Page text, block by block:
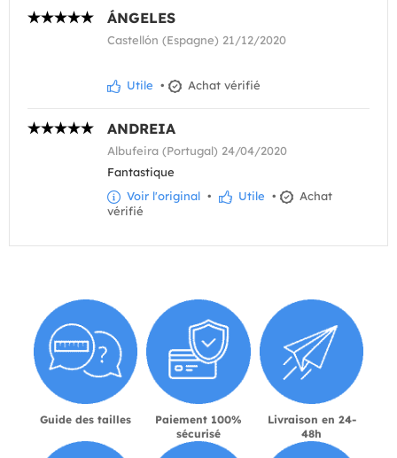
ÁNGELES
Castellón (Espagne) 21/12/2020
Utile • Achat vérifié
ANDREIA
Albufeira (Portugal) 24/04/2020
Fantastique
Voir l'original • Utile •
Achat
vérifié
Guide des tailles
Paiement 100%
sécurisé
Livraison en 24-
48h